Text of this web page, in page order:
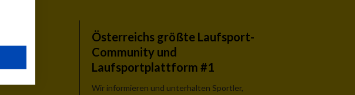
Österreichs größte Laufsport-
Community und
Laufsportplattform #1
Wir informieren und unterhalten Sportler,